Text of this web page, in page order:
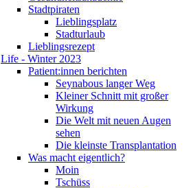
Stadtpiraten
Lieblingsplatz
Stadturlaub
Lieblingsrezept
Life - Winter 2023
Patient:innen berichten
Seynabous langer Weg
Kleiner Schnitt mit großer
Wirkung
Die Welt mit neuen Augen
sehen
Die kleinste Transplantation
Was macht eigentlich?
Moin
Tschüss